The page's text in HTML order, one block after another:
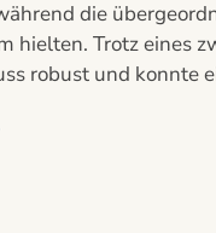
die
hielten. Trotz eines
robust und konnte